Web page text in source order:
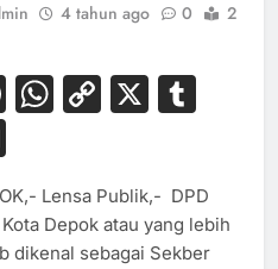
4 tahun ago 0
2
Facebook
WhatsApp
Copy
X
Gmail
Lensa Publik,- DPD
Depok atau yang lebih
dikenal sebagai Sekber